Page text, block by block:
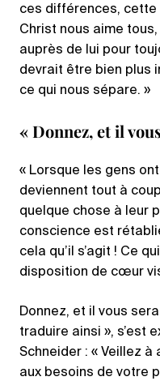
ces différences, cette
Christ nous aime
auprès de lui pour
devrait être bien plus
ce qui nous sépare. »
« Donnez, et il
« Lorsque les gens
deviennent tout à
quelque chose à leur
conscience est
cela qu’il s’agit ! Ce
disposition de cœur
Donnez, et il vous
traduire ainsi », s’est
Schneider : « Veillez
aux besoins de votre